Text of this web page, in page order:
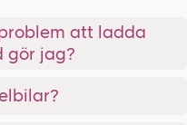
att ladda
gör jag?